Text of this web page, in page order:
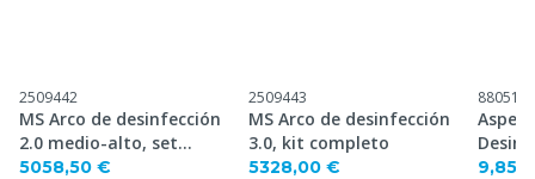
2509442
MS Arco de desinfección
2.0 medio-alto, set
completo
5058,50 €
2509443
MS Arco de desinfección
3.0, kit completo
5328,00 €
8805161
9,85 €